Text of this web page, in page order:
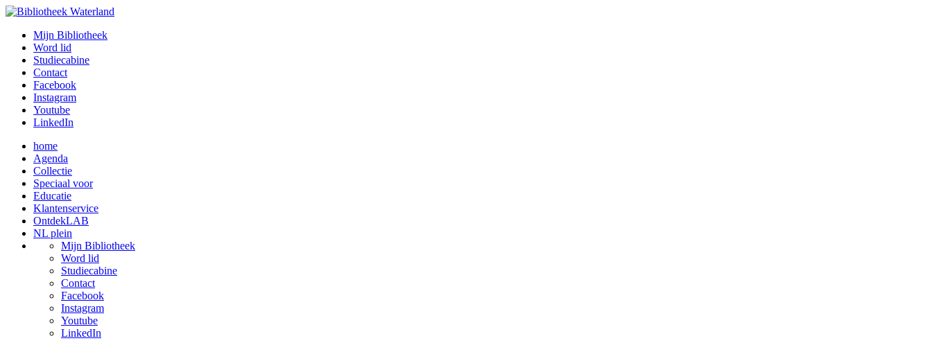
Mijn Bibliotheek
Word lid
Studiecabine
Contact
Facebook
Instagram
Youtube
LinkedIn
home
Agenda
Collectie
Speciaal voor
Educatie
Klantenservice
OntdekLAB
NL plein
Mijn Bibliotheek
Word lid
Studiecabine
Contact
Facebook
Instagram
Youtube
LinkedIn